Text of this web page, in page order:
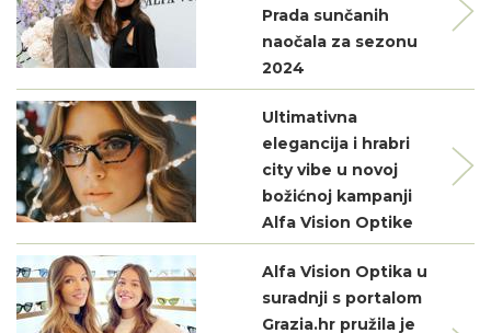
Prada sunčanih
naočala za sezonu
2024
Ultimativna
elegancija i hrabri
city vibe u novoj
božićnoj kampanji
Alfa Vision Optike
Alfa Vision Optika u
suradnji s portalom
Grazia.hr pružila je